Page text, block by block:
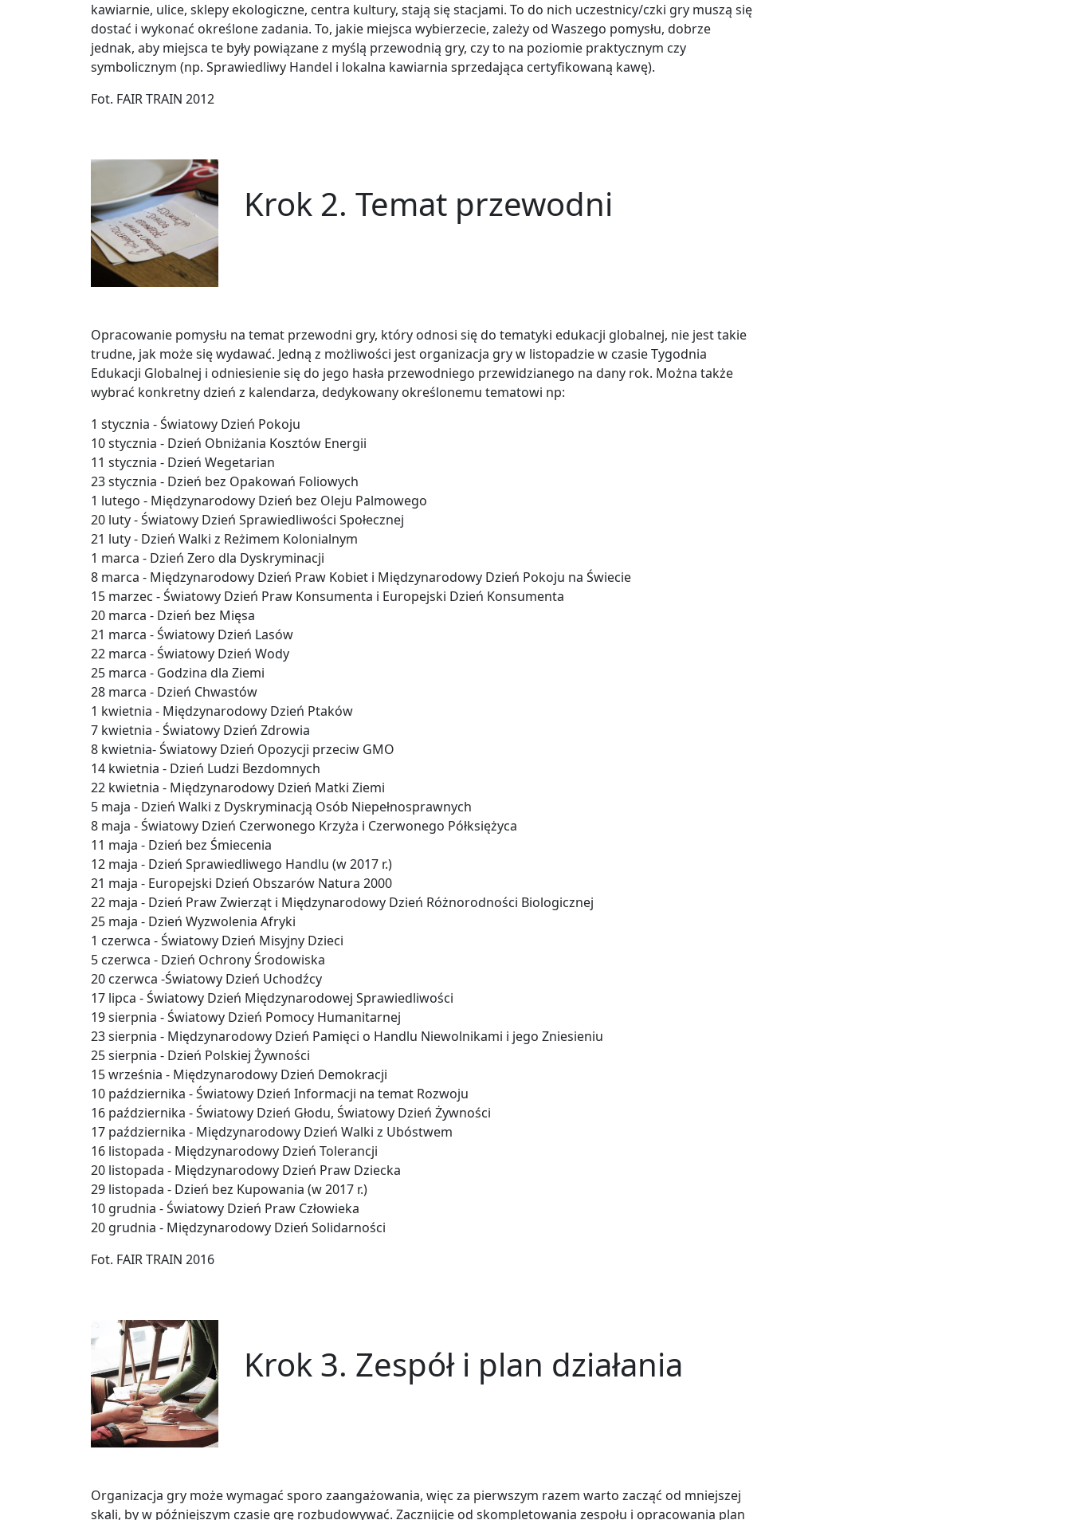
kawiarnie, ulice, sklepy ekologiczne, centra kultury, stają się stacjami. To do nich uczestnicy/czki gry muszą się
dostać i wykonać określone zadania. To, jakie miejsca wybierzecie, zależy od Waszego pomysłu, dobrze
jednak, aby miejsca te były powiązane z myślą przewodnią gry, czy to na poziomie praktycznym czy
symbolicznym (np. Sprawiedliwy Handel i lokalna kawiarnia sprzedająca certyfikowaną kawę).
Fot. FAIR TRAIN 2012
Krok 2. Temat przewodni
Opracowanie pomysłu na temat przewodni gry, który odnosi się do tematyki edukacji globalnej, nie jest takie
trudne, jak może się wydawać. Jedną z możliwości jest organizacja gry w listopadzie w czasie Tygodnia
Edukacji Globalnej i odniesienie się do jego hasła przewodniego przewidzianego na dany rok. Można także
wybrać konkretny dzień z kalendarza, dedykowany określonemu tematowi np:
1 stycznia - Światowy Dzień Pokoju
10 stycznia - Dzień Obniżania Kosztów Energii
11 stycznia - Dzień Wegetarian
23 stycznia - Dzień bez Opakowań Foliowych
1 lutego - Międzynarodowy Dzień bez Oleju Palmowego
20 luty - Światowy Dzień Sprawiedliwości Społecznej
21 luty - Dzień Walki z Reżimem Kolonialnym
1 marca - Dzień Zero dla Dyskryminacji
8 marca - Międzynarodowy Dzień Praw Kobiet i Międzynarodowy Dzień Pokoju na Świecie
15 marzec - Światowy Dzień Praw Konsumenta i Europejski Dzień Konsumenta
20 marca - Dzień bez Mięsa
21 marca - Światowy Dzień Lasów
22 marca - Światowy Dzień Wody
25 marca - Godzina dla Ziemi
28 marca - Dzień Chwastów
1 kwietnia - Międzynarodowy Dzień Ptaków
7 kwietnia - Światowy Dzień Zdrowia
8 kwietnia- Światowy Dzień Opozycji przeciw GMO
14 kwietnia - Dzień Ludzi Bezdomnych
22 kwietnia - Międzynarodowy Dzień Matki Ziemi
5 maja - Dzień Walki z Dyskryminacją Osób Niepełnosprawnych
8 maja - Światowy Dzień Czerwonego Krzyża i Czerwonego Półksiężyca
11 maja - Dzień bez Śmiecenia
12 maja - Dzień Sprawiedliwego Handlu (w 2017 r.)
21 maja - Europejski Dzień Obszarów Natura 2000
22 maja - Dzień Praw Zwierząt i Międzynarodowy Dzień Różnorodności Biologicznej
25 maja - Dzień Wyzwolenia Afryki
1 czerwca - Światowy Dzień Misyjny Dzieci
5 czerwca - Dzień Ochrony Środowiska
20 czerwca -Światowy Dzień Uchodźcy
17 lipca - Światowy Dzień Międzynarodowej Sprawiedliwości
19 sierpnia - Światowy Dzień Pomocy Humanitarnej
23 sierpnia - Międzynarodowy Dzień Pamięci o Handlu Niewolnikami i jego Zniesieniu
25 sierpnia - Dzień Polskiej Żywności
15 września - Międzynarodowy Dzień Demokracji
10 października - Światowy Dzień Informacji na temat Rozwoju
16 października - Światowy Dzień Głodu, Światowy Dzień Żywności
17 października - Międzynarodowy Dzień Walki z Ubóstwem
16 listopada - Międzynarodowy Dzień Tolerancji
20 listopada - Międzynarodowy Dzień Praw Dziecka
29 listopada - Dzień bez Kupowania (w 2017 r.)
10 grudnia - Światowy Dzień Praw Człowieka
20 grudnia - Międzynarodowy Dzień Solidarności
Fot. FAIR TRAIN 2016
Krok 3. Zespół i plan działania
Organizacja gry może wymagać sporo zaangażowania, więc za pierwszym razem warto zacząć od mniejszej
skali, by w późniejszym czasie grę rozbudowywać. Zacznijcie od skompletowania zespołu i opracowania plan